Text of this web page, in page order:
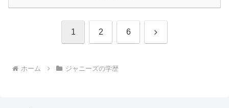
1 2 6 次
ホーム ジャニーズの学歴